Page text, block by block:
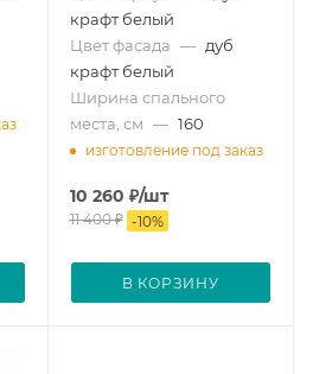
крафт белый
Цвет фасада — дуб
крафт белый
Ширина спального
места, см — 160
изготовление под заказ
10 260 ₽/шт
11 400₽ -10%
В КОРЗИНУ